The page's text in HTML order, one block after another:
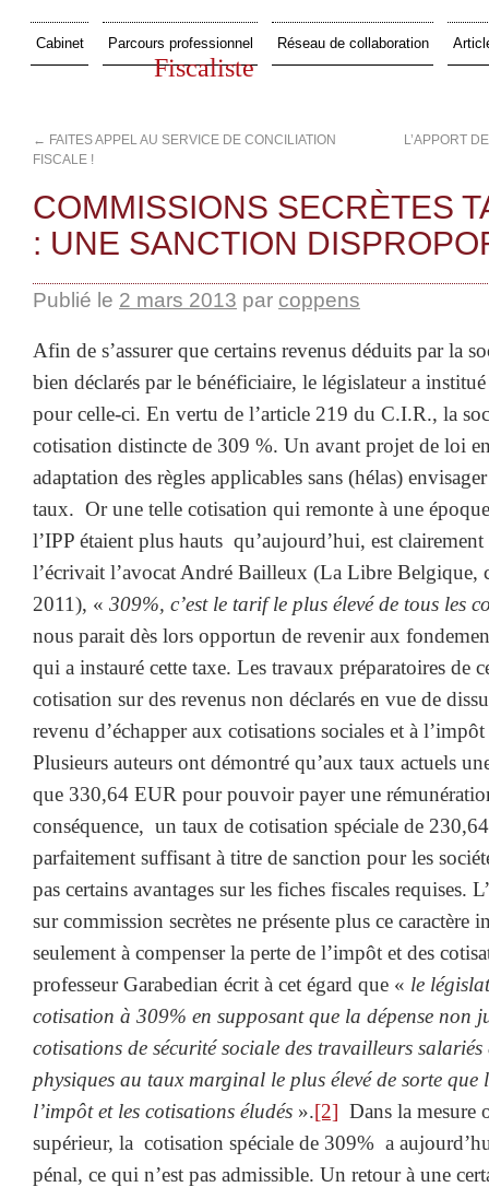
Fiscaliste
Cabinet Parcours professionnel Réseau de collaboration
← FAITES APPEL AU SERVICE DE CONCILIATION
FISCALE !
L’APPORT
COMMISSIONS SECRÈTES
: UNE SANCTION
Publié le 2 mars 2013 par coppens
Afin de s’assurer que certains revenus déduits par la
bien déclarés par le bénéficiaire, le législateur a
pour celle-ci. En vertu de l’article 219 du C.I.R., la
cotisation distincte de 309 %. Un avant projet de loi
adaptation des règles applicables sans (hélas)
taux. Or une telle cotisation qui remonte à une
l’IPP étaient plus hauts qu’aujourd’hui, est
l’écrivait l’avocat André Bailleux (La Libre Belgique,
2011), « 309%, c’est le tarif le plus élevé de tous les
nous parait dès lors opportun de revenir aux
qui a instauré cette taxe. Les travaux préparatoires de
cotisation sur des revenus non déclarés en vue de
revenu d’échapper aux cotisations sociales et à
Plusieurs auteurs ont démontré qu’aux taux actuels
que 330,64 EUR pour pouvoir payer une
conséquence, un taux de cotisation spéciale de
parfaitement suffisant à titre de sanction pour les
pas certains avantages sur les fiches fiscales requises.
sur commission secrètes ne présente plus ce caractère
seulement à compenser la perte de l’impôt et des
professeur Garabedian écrit à cet égard que « le
cotisation à 309% en supposant que la dépense non
cotisations de sécurité sociale des travailleurs salariés
physiques au taux marginal le plus élevé de sorte que
l’impôt et les cotisations éludés ».[2] Dans la mesure
supérieur, la cotisation spéciale de 309% a
pénal, ce qui n’est pas admissible. Un retour à une